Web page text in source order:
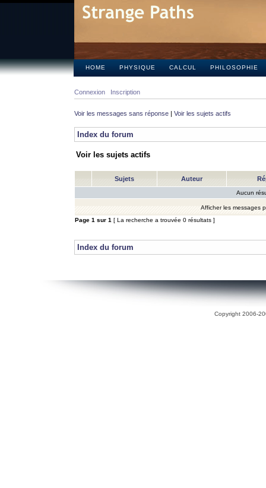
HOME PHYSIQUE CALCUL PHILOSOPHIE
Connexion Inscription
Voir les messages sans réponse | Voir les sujets actifs
Index du forum
Voir les sujets actifs
Sujets Auteur
Aucun
Afficher les messages
Page 1 sur 1 [ La recherche a trouvée 0 résultats ]
Index du forum
Copyright 2006-